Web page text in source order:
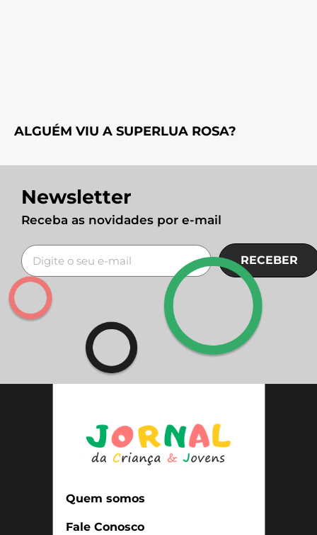
ALGUÉM VIU A SUPERLUA ROSA?
Newsletter
Receba as novidades por e-mail
RECEBER
Quem somos
Fale Conosco